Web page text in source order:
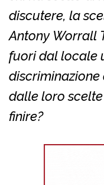
discutere, la
Antony Worrall
fuori dal locale
discriminazione
dalle loro scelte
finire?